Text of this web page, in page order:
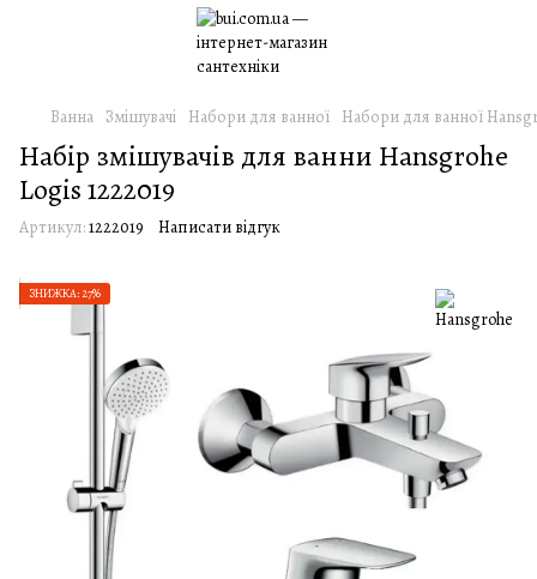
Ванна Змішувачі Набори для ванної Набори для ванної
Набiр змiшувачiв для ванни Hansgrohe
Logis 1222019
Артикул:1222019 Написати відгук
ЗНИЖКА: 27%